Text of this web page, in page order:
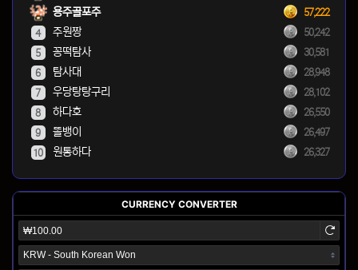
용주골포주 57,222
4 주원짱 50,242
5 꽁떡탐사 30,581
6 탐사대 28,948
7 우당탕탕구리 28,102
8 하다호 26,550
9 똘뱅이 26,497
10 원통하다 26,327